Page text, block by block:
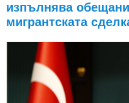
изпълнява
мигрантската